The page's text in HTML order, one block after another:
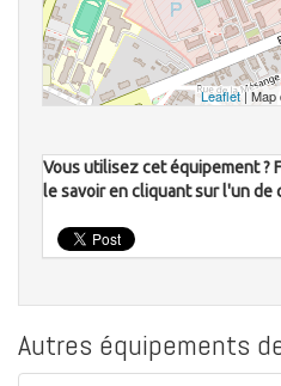
Leaflet| Map
Vous utilisez cet équipement ?
le savoir en cliquant sur l'un de
Autres équipements